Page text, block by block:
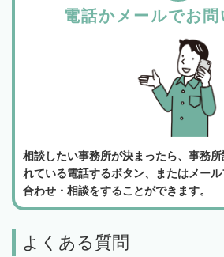
電話かメールでお問
相談したい事務所が決まったら、事務
れている電話するボタン、またはメー
合わせ・相談をすることができます。
よくある質問